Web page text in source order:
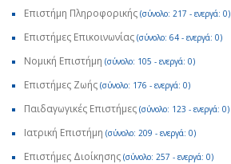
Επιστήμη Πληροφορικής (σύνολο: 217 - ενεργά: 0)
Επιστήμες Επικοινωνίας (σύνολο: 64 - ενεργά: 0)
Νομική Επιστήμη (σύνολο: 105 - ενεργά: 0)
Επιστήμες Ζωής (σύνολο: 176 - ενεργά: 0)
Παιδαγωγικές Επιστήμες (σύνολο: 123 - ενεργά: 0)
Ιατρική Επιστήμη (σύνολο: 209 - ενεργά: 0)
Επιστήμες Διοίκησης (σύνολο: 257 - ενεργά: 0)